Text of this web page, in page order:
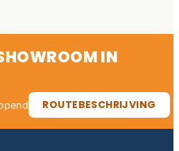
IN
ROUTEBESCHRIJVING